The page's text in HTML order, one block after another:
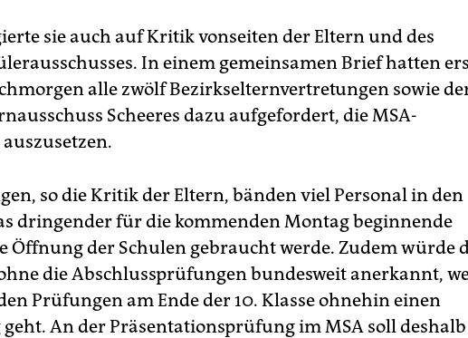
sie auch auf Kritik vonseiten der Eltern und des
In einem gemeinsamen Brief hatten
alle zwölf Bezirkselternvertretungen sowie
Scheeres dazu aufgefordert, die MSA-
so die Kritik der Eltern, bänden viel Personal in den
dringender für die kommenden Montag beginnende
Öffnung der Schulen gebraucht werde. Zudem würde
die Abschlussprüfungen bundesweit anerkannt,
Prüfungen am Ende der 10. Klasse ohnehin einen
geht. An der Präsentationsprüfung im MSA soll deshalb